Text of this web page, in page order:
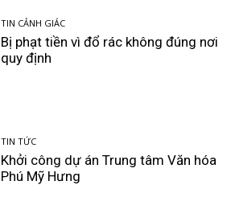
TIN CẢNH GIÁC
Bị phạt tiền vì đổ rác không đúng nơi
quy định
TIN TỨC
Khởi công dự án Trung tâm Văn hóa
Phú Mỹ Hưng